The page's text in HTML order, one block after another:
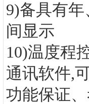
9)备具有
间显示
10)温度程
通讯软件,
功能保证